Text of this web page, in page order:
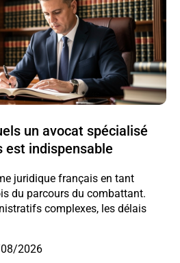
un avocat spécialisé
est indispensable
juridique français en tant
du parcours du combattant.
complexes, les délais
2026